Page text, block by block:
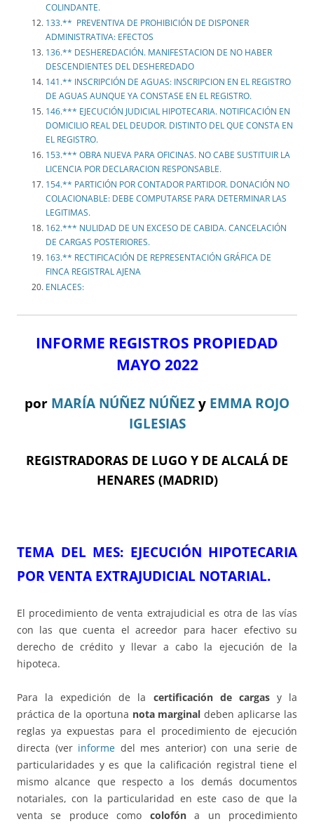
COLINDANTE.
133.** PREVENTIVA DE PROHIBICIÓN DE DISPONER
ADMINISTRATIVA: EFECTOS
136.** DESHEREDACIÓN. MANIFESTACION DE NO HABER
DESCENDIENTES DEL DESHEREDADO
141.** INSCRIPCIÓN DE AGUAS: INSCRIPCION EN EL REGISTRO
DE AGUAS AUNQUE YA CONSTASE EN EL REGISTRO.
146.*** EJECUCIÓN JUDICIAL HIPOTECARIA. NOTIFICACIÓN EN
DOMICILIO REAL DEL DEUDOR. DISTINTO DEL QUE CONSTA EN
EL REGISTRO.
153.*** OBRA NUEVA PARA OFICINAS. NO CABE SUSTITUIR LA
LICENCIA POR DECLARACION RESPONSABLE.
154.** PARTICIÓN POR CONTADOR PARTIDOR. DONACIÓN NO
COLACIONABLE: DEBE COMPUTARSE PARA DETERMINAR LAS
LEGITIMAS.
162.*** NULIDAD DE UN EXCESO DE CABIDA. CANCELACIÓN
DE CARGAS POSTERIORES.
163.** RECTIFICACIÓN DE REPRESENTACIÓN GRÁFICA DE
FINCA REGISTRAL AJENA
ENLACES:
INFORME REGISTROS PROPIEDAD
MAYO 2022
por MARÍA NÚÑEZ NÚÑEZ y EMMA ROJO
IGLESIAS
REGISTRADORAS DE LUGO Y DE ALCALÁ DE
HENARES (MADRID)
TEMA DEL MES: EJECUCIÓN HIPOTECARIA
POR VENTA EXTRAJUDICIAL NOTARIAL.
El procedimiento de venta extrajudicial es otra de las vías
con las que cuenta el acreedor para hacer efectivo su
derecho de crédito y llevar a cabo la ejecución de la
hipoteca.
Para la expedición de la certificación de cargasy la
práctica de la oportuna nota marginal deben aplicarse las
reglas ya expuestas para el procedimiento de ejecución
directa (ver informe del mes anterior) con una serie de
particularidades y es que la calificación registral tiene el
mismo alcance que respecto a los demás documentos
notariales, con la particularidad en este caso de que la
venta se produce como colofóna un procedimiento